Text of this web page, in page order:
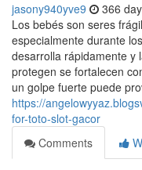
jasony940yve9 366
Los bebés son seres
especialmente durante
desarrolla rápidamente y
protegen se fortalecen
un golpe fuerte puede
https://
for-toto-slot-gacor
Comments